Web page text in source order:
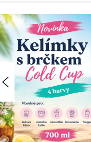
Předchozí